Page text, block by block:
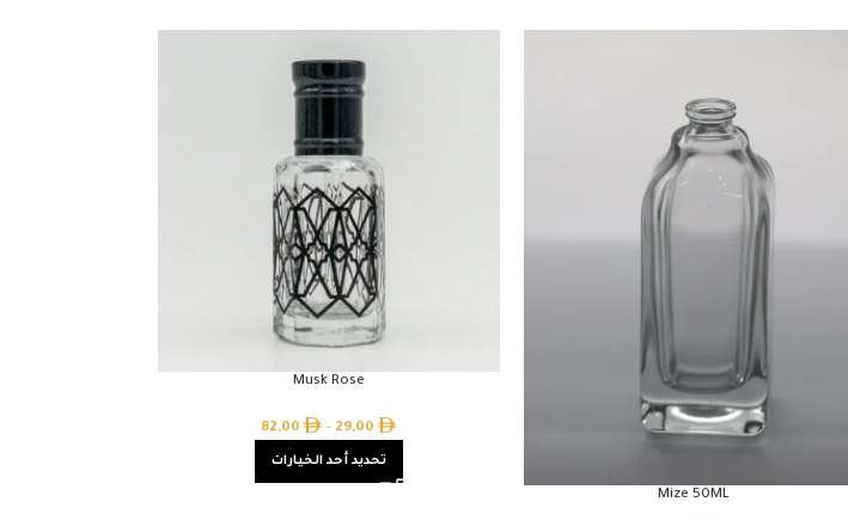
Mize 50ML
Musk Rose
29,00
–
82,00
تحديد أحد الخيارات